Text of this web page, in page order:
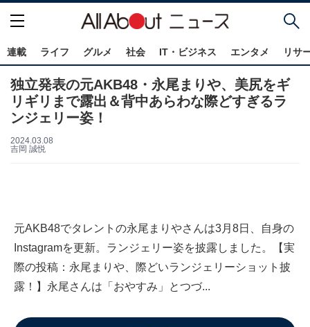
連載 ライフ グルメ 社会 IT・ビジネス エンタメ リサ
独立発表の元AKB48・永尾まりや、美尻をギ
リギリまで露出＆背中あらわな際どすぎるラ
ンジェリー姿！
2024.03.08
吉岡 誠悦
元AKB48でタレントの永尾まりやさんは3月8日、自身の
Instagramを更新。ランジェリー姿を披露しました。【実
際の投稿：永尾まりや、際どいランジェリーショット披
露！】永尾さんは「おやすみ」とつづ...